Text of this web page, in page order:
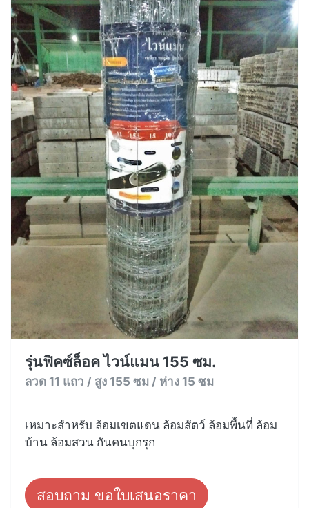
รุ่นฟิคซ์ล็อค ไวน์แมน 155 ซม.
ลวด 11 แถว / สูง 155 ซม / ห่าง 15 ซม
เหมาะสำหรับ ล้อมเขตแดน ล้อมสัตว์ ล้อมพื้นที่ ล้อม
บ้าน ล้อมสวน กันคนบุกรุก
สอบถาม ขอใบเสนอราคา